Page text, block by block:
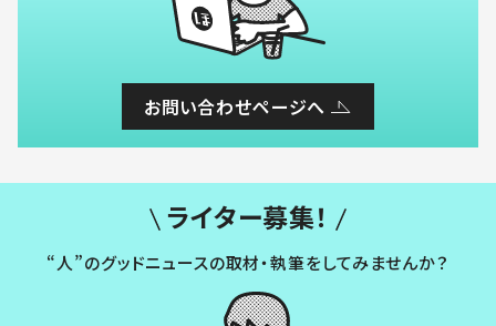
お問い合わせページへ
ライター募集！
“人”のグッドニュースの取材・執筆をしてみませんか？